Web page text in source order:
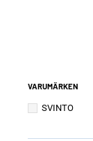
VARUMÄRKEN
SVINTO